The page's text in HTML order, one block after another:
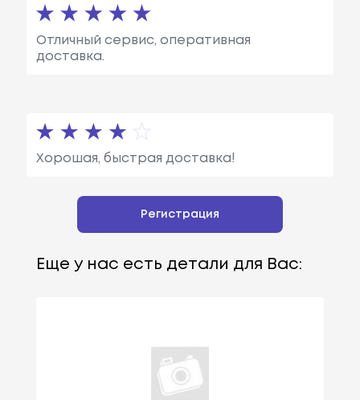
Отличный сервис, оперативная
доставка.
Хорошая, быстрая доставка!
Регистрация
Еще у нас есть детали для Вас: